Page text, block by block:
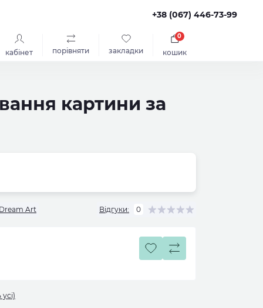
+38 (067) 446-73-99
кабінет порівняти закладки кошик
0
картини за
Art Відгуки: 0